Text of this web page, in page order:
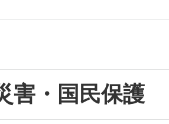
害・国民保護